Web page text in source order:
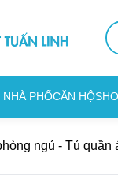
NHÀ PHỐCĂN HỘ
ngủ - Tủ quần